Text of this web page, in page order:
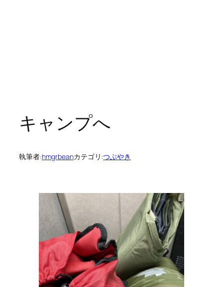
キャンプへ
執筆者:hmgrbeanカテゴリ:つぶやき